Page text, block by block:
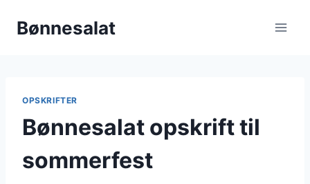
Bønnesalat
OPSKRIFTER
Bønnesalat opskrift til
sommerfest